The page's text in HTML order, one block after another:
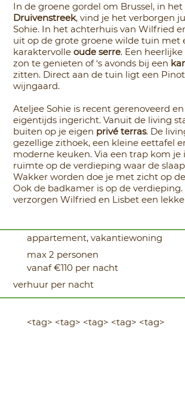
In de groene gordel om Brussel, in
Druivenstreek, vind je het verborgen
Sohie. In het achterhuis van Wilfried
uit op de grote groene wilde tuin met
karaktervolleoude serre. Een
zon te genieten of ‘s avonds bij een
zitten. Direct aan de tuin ligt een
wijngaard.
Ateljee Sohie is recent gerenoveerd
eigentijds ingericht. Vanuit de living
buiten op je eigen privé terras. De
gezellige zithoek, een kleine eettafel
moderne keuken. Via een trap kom je
ruimte op de verdieping waar de
Wakker worden doe je met zicht op
Ook de badkamer is op de verdieping.
verzorgen Wilfried en Lisbet een
max 2 personen
vanaf €110 per nacht
verhuur per nacht
<tag> <tag> <tag> <tag> <tag>
appartement, vakantiewoning